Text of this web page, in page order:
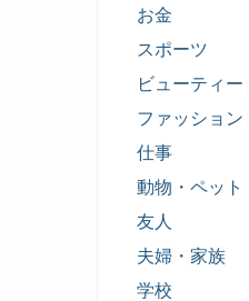
お金
スポーツ
ビューティー
ファッション
仕事
動物・ペット
友人
夫婦・家族
学校